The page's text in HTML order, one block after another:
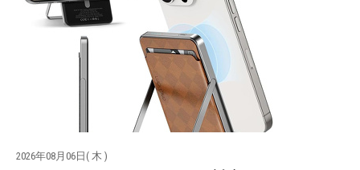
2026年08月06日( 木 )